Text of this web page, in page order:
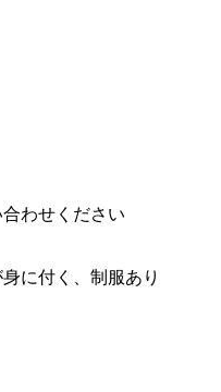
わせください
に付く、制服あり